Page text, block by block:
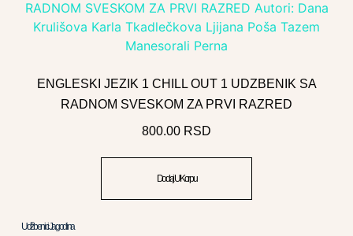
ENGLESKI JEZIK 1 CHILL OUT 1 UDZBENIK SA
RADNOM SVESKOM ZA PRVI RAZRED
800.00 RSD
Dodaj U Korpu
Udžbenici Jagodina